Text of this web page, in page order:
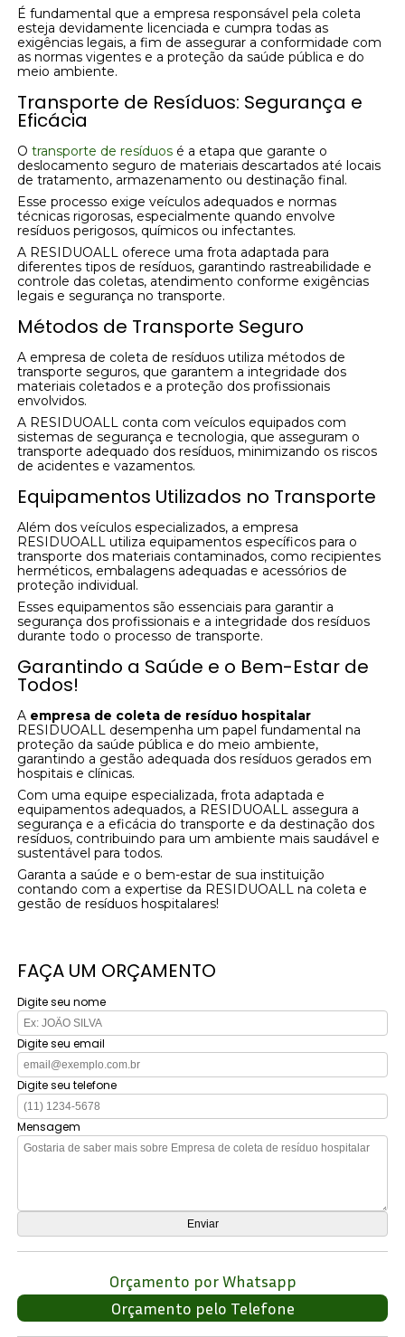
É fundamental que a empresa responsável pela coleta
esteja devidamente licenciada e cumpra todas as
exigências legais, a fim de assegurar a conformidade com
as normas vigentes e a proteção da saúde pública e do
meio ambiente.
Transporte de Resíduos: Segurança e
Eficácia
Otransporte de resíduos é a etapa que garante o
deslocamento seguro de materiais descartados até locais
de tratamento, armazenamento ou destinação final.
Esse processo exige veículos adequados e normas
técnicas rigorosas, especialmente quando envolve
resíduos perigosos, químicos ou infectantes.
A RESIDUOALL oferece uma frota adaptada para
diferentes tipos de resíduos, garantindo rastreabilidade e
controle das coletas, atendimento conforme exigências
legais e segurança no transporte.
Métodos de Transporte Seguro
A empresa de coleta de resíduos utiliza métodos de
transporte seguros, que garantem a integridade dos
materiais coletados e a proteção dos profissionais
envolvidos.
A RESIDUOALL conta com veículos equipados com
sistemas de segurança e tecnologia, que asseguram o
transporte adequado dos resíduos, minimizando os riscos
de acidentes e vazamentos.
Equipamentos Utilizados no Transporte
Além dos veículos especializados, a empresa
RESIDUOALL utiliza equipamentos específicos para o
transporte dos materiais contaminados, como recipientes
herméticos, embalagens adequadas e acessórios de
proteção individual.
Esses equipamentos são essenciais para garantir a
segurança dos profissionais e a integridade dos resíduos
durante todo o processo de transporte.
Garantindo a Saúde e o Bem-Estar de
Todos!
A empresa de coleta de resíduo hospitalar
RESIDUOALL desempenha um papel fundamental na
proteção da saúde pública e do meio ambiente,
garantindo a gestão adequada dos resíduos gerados em
hospitais e clínicas.
Com uma equipe especializada, frota adaptada e
equipamentos adequados, a RESIDUOALL assegura a
segurança e a eficácia do transporte e da destinação dos
resíduos, contribuindo para um ambiente mais saudável e
sustentável para todos.
Garanta a saúde e o bem-estar de sua instituição
contando com a expertise da RESIDUOALL na coleta e
gestão de resíduos hospitalares!
FAÇA UM ORÇAMENTO
Digite seu nome
Digite seu email
Digite seu telefone
Mensagem
Orçamento por Whatsapp
Orçamento pelo Telefone